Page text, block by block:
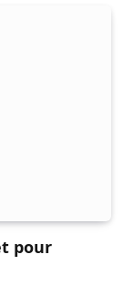
pour